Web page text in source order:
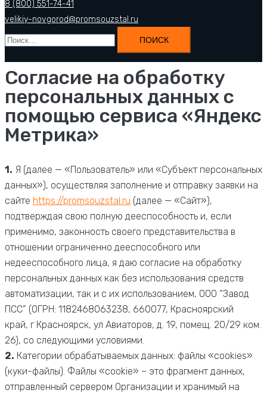
8 (800) 551-74-41
velikiy-novgorod@promsouzstal.ru
Найти:
Согласие на обработку
персональных данных с
помощью сервиса «Яндекс
Метрика»
1. Я (далее — «Пользователь» или «Субъект персональных
данных»), осуществляя заполнение и отправку заявки на
сайте https://promsouzstal.ru (далее — «Сайт»),
подтверждая свою полную дееспособность и, если
применимо, законность своего представительства в
отношении ограниченно дееспособного или
недееспособного лица, я даю согласие на обработку
персональных данных как без использования средств
автоматизации, так и с их использованием, ООО “Завод
ПСС” (ОГРН: 1182468063238, 660077, Красноярский
край, г Красноярск, ул Авиаторов, д. 19, помещ. 20/29 ком.
26), со следующими условиями.
2. Категории обрабатываемых данных: файлы «cookies»
(куки-файлы). Файлы «cookie» – это фрагмент данных,
отправленный сервером Организации и хранимый на